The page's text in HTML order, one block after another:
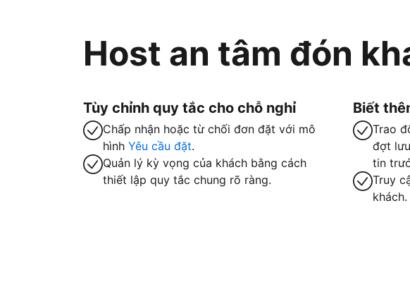
Host an tâm đón
Tùy chỉnh quy tắc cho chỗ nghỉ
Chấp nhận hoặc từ chối đơn đặt với mô
hình Yêu cầu đặt.
Quản lý kỳ vọng của khách bằng cách
thiết lập quy tắc chung rõ ràng.
Biết
Trao
đợt
tin
Truy
khách.